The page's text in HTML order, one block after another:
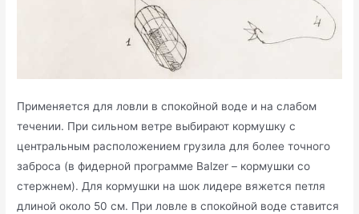
Применяется для ловли в спокойной воде и на слабом
течении. При сильном ветре выбирают кормушку с
центральным расположением грузила для более точного
заброса (в фидерной программе Balzer – кормушки со
стержнем). Для кормушки на шок лидере вяжется петля
длиной около 50 см. При ловле в спокойной воде ставится